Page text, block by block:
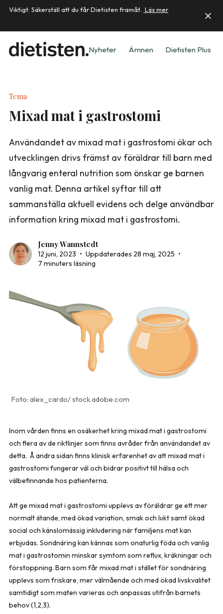
Viktigt: Säkerställ att du får Dietisten framåt. Läs mer
Nyheter Ämnen Dietisten Plus
Tema
Mixad mat i gastrostomi
Användandet av mixad mat i gastrostomi ökar och
utvecklingen drivs främst av föräldrar till barn med
långvarig enteral nutrition som önskar ge barnen
vanlig mat. Denna artikel syftar till att
sammanställa aktuell evidens och delge användbar
information kring mixad mat i gastrostomi.
Jenny Wannstedt
12 juni, 2023 • Uppdaterades 28 maj, 2025 •
7 minuters läsning
alex_cardo/ stock.adobe.com
Inom vården finns en osäkerhet kring mixad mat i gastrostomi
och flera av de riktlinjer som finns avråder från användandet av
detta. Å andra sidan finns klinisk erfarenhet av att mixad mat i
gastrostomi fungerar väl och bidrar positivt till hälsa och
välbefinnande hos patienterna.
Att ge mixad mat i gastrostomi upplevs av föräldrar ge ett mer
normalt ätande, med ökad variation, smak och lukt samt ökad
social och känslomässig inkludering när familjens mat kan
erbjudas. Sondnäring kan kännas som onaturlig föda och vanlig
mat i gastrostomin minskar symtom som reflux, kräkningar och
förstoppning. Barn som får mixad mat i stället för sondnäring
upplevs som friskare, mer välmående och med ökad livskvalitet
samtidigt som maten varieras och anpassas utifrån barnets
behov (1,2,3).